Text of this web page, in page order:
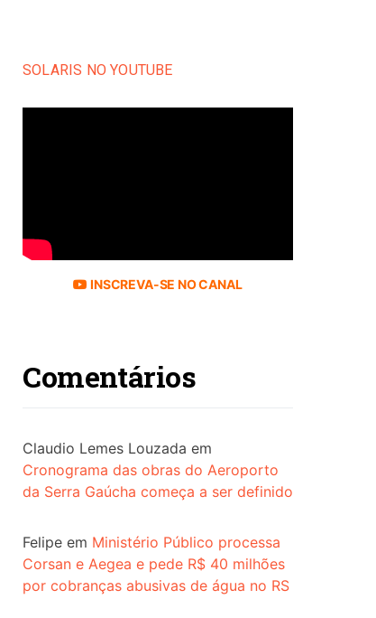
SOLARIS NO YOUTUBE
INSCREVA-SE NO CANAL
Comentários
Claudio Lemes Louzada em
Cronograma das obras do Aeroporto
da Serra Gaúcha começa a ser definido
Felipe em Ministério Público processa
Corsan e Aegea e pede R$ 40 milhões
por cobranças abusivas de água no RS